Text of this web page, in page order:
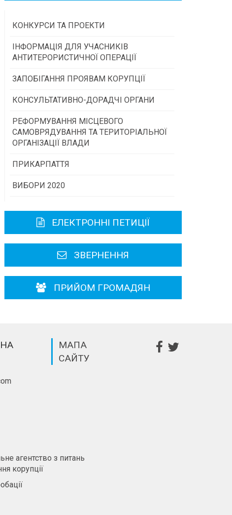
КОНКУРСИ ТА ПРОЕКТИ
Конкурс проектів та програм місцевого
самоврядування
суспільства
Програми/конкурси МТД
ІНФОРМАЦІЯ ДЛЯ УЧАСНИКІВ
АНТИТЕРОРИСТИЧНОЇ ОПЕРАЦІЇ
ЗАПОБІГАННЯ ПРОЯВАМ КОРУПЦІЇ
КОНСУЛЬТАТИВНО-ДОРАДЧІ ОРГАНИ
Консультативна рада
РЕФОРМУВАННЯ МІСЦЕВОГО
САМОВРЯДУВАННЯ ТА ТЕРИТОРІАЛЬНОЇ
ОРГАНІЗАЦІЇ ВЛАДИ
ПРИКАРПАТТЯ
Історична довідка
Карта області
Районні, міські ради
ВИБОРИ 2020
ЕЛЕКТРОННІ ПЕТИЦІЇ
ЗВЕРНЕННЯ
ПРИЙОМ ГРОМАДЯН
МАПА
САЙТУ
агентство з питань
корупції